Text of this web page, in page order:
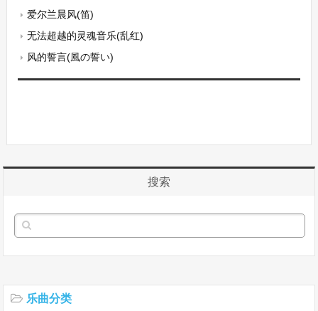
爱尔兰晨风(笛)
无法超越的灵魂音乐(乱红)
风的誓言(風の誓い)
搜索
乐曲分类